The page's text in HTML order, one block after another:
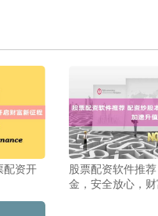
配资开
股票配资软件推
金，安全放心，财